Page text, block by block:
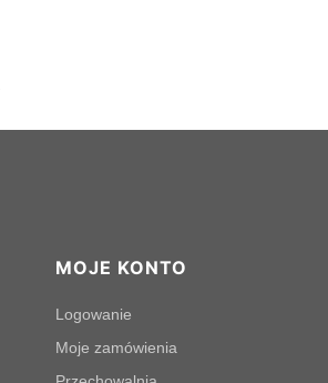
MOJE KONTO
Logowanie
Moje zamówienia